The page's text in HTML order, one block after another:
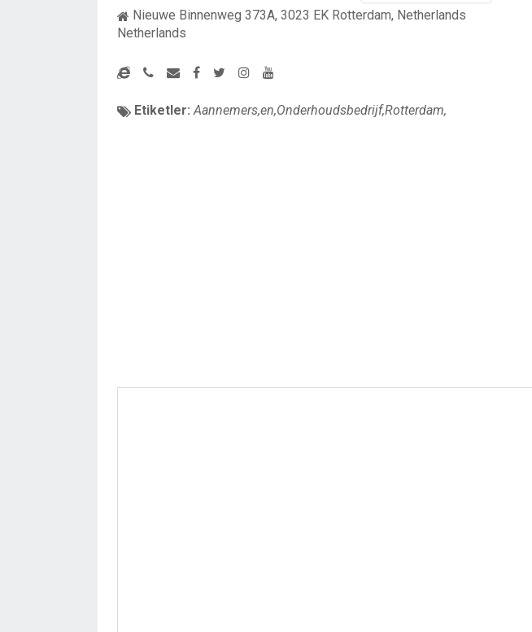
Nieuwe Binnenweg 373A, 3023 EK Rotterdam, Netherlands
Netherlands
Etiketler: Aannemers,en,Onderhoudsbedrijf,Rotterdam,